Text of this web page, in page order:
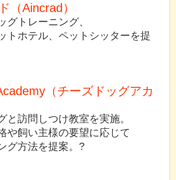
（Aincrad）
グトレーニング、
トホテル、ペットシッターを提
（チーズドッグアカ
と訪問しつけ教室を実施。
や飼い主様の要望に応じて
グ方法を提案。?